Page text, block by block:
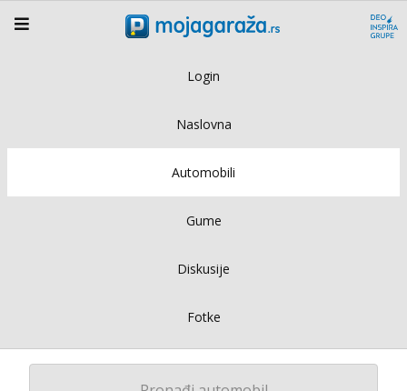
Login
Naslovna
Automobili
Gume
Diskusije
Fotke